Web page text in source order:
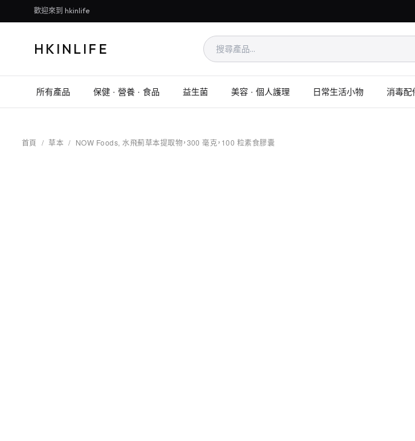
歡迎來到 hkinlife
HKINLIFE
所有產品 保健 · 營養 · 食品 益生菌 美容 · 個人護理 日常生活小物 消毒配
首頁 / 草本 / NOW Foods, 水飛薊草本提取物，300 毫克，100 粒素食膠囊